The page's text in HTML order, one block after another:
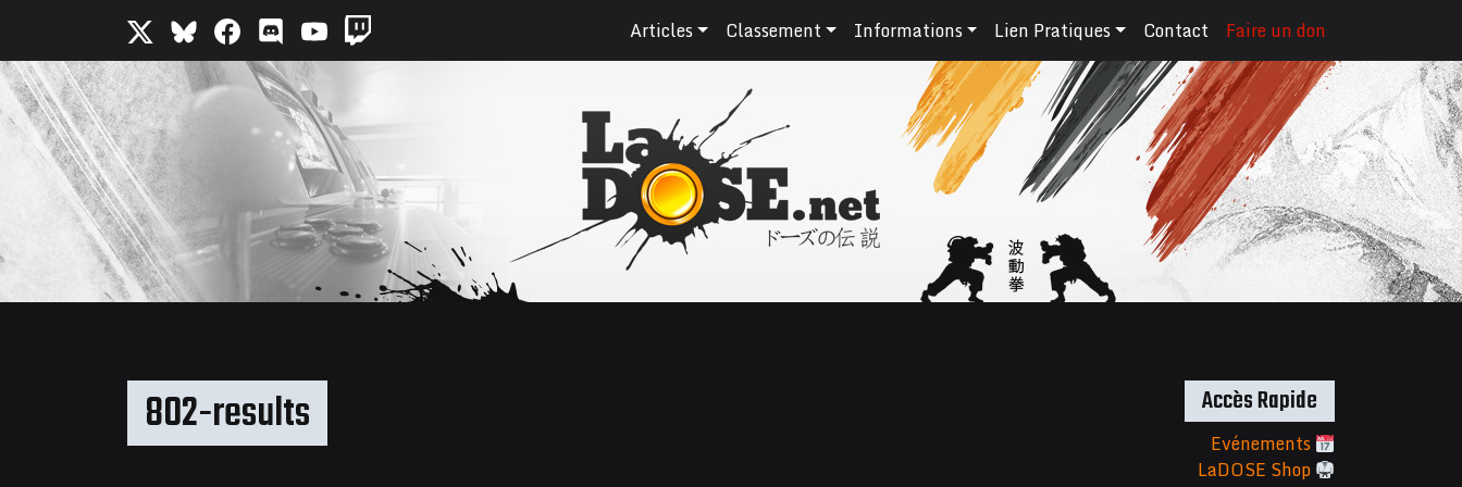
Articles Classement Informations Lien Pratiques Contact Faire un don
802-results Accès Rapide
Evénements
LaDOSE Shop